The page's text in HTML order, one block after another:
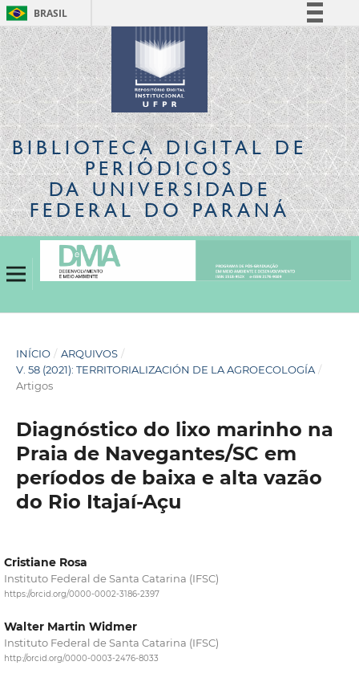
BRASIL
Simplifique!
Comunica BR
Participe
Acesso à informação
Legislação
Canais
BIBLIOTECA DIGITALDE
PERIÓDICOS
DA UNIVERSIDADE
FEDERAL DO PARANÁ
INÍCIO / ARQUIVOS /
V. 58 (2021): TERRITORIALIZACIÓN DE LA AGROECOLOGÍA /
Artigos
Diagnóstico do lixo marinho na
Praia de Navegantes/SC em
períodos de baixa e alta vazão
do Rio Itajaí-Açu
Cristiane Rosa
Instituto Federal de Santa Catarina (IFSC)
https://orcid.org/0000-0002-3186-2397
Walter Martin Widmer
Instituto Federal de Santa Catarina (IFSC)
http://orcid.org/0000-0003-2476-8033